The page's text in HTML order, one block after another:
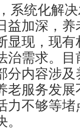
系统化解
益加深，
显现，现
治需求。
分内容涉
老服务发
力不够等